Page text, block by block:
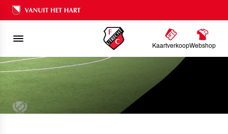
Ons nalatenschap
KaartverkoopWebshop